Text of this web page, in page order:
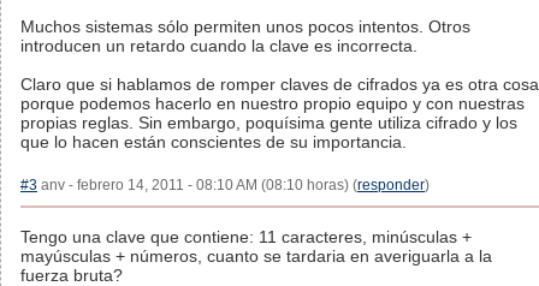
Muchos sistemas sólo permiten unos pocos intentos. Otros
introducen un retardo cuando la clave es incorrecta.
Claro que si hablamos de romper claves de cifrados ya es otra cosa
porque podemos hacerlo en nuestro propio equipo y con nuestras
propias reglas. Sin embargo, poquísima gente utiliza cifrado y los
que lo hacen están conscientes de su importancia.
#3 anv - febrero 14, 2011 - 08:10 AM (08:10 horas) (responder)
Tengo una clave que contiene: 11 caracteres, minúsculas +
mayúsculas + números, cuanto se tardaria en averiguarla a la
fuerza bruta?